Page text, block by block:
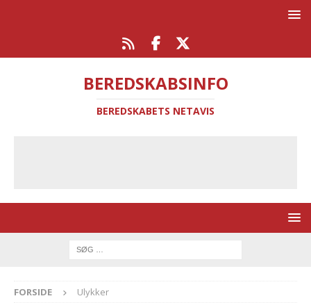
BEREDSKABSINFO
BEREDSKABETS NETAVIS
FORSIDE Ulykker